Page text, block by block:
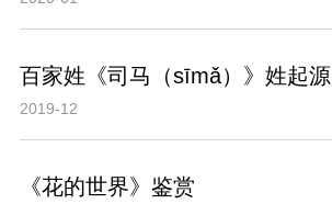
百家姓《司马（sīmǎ）》姓起源
2019-12
《花的世界》鉴赏